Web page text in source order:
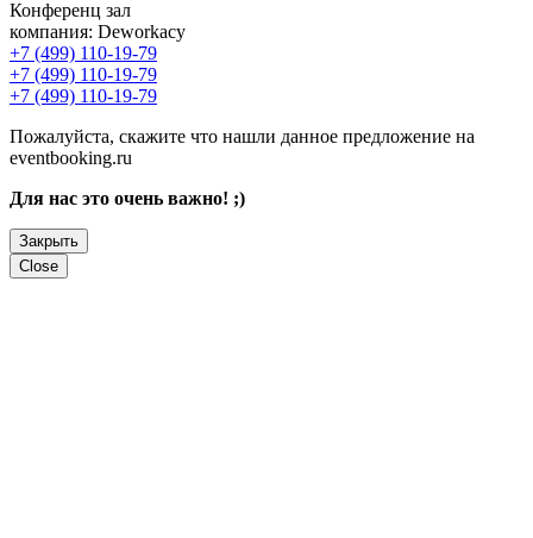
Конференц зал
компания: Deworkacy
+7 (499) 110-19-79
+7 (499) 110-19-79
+7 (499) 110-19-79
Пожалуйста, скажите что нашли данное предложение на
eventbooking.ru
Для нас это очень важно! ;)
Закрыть
Close